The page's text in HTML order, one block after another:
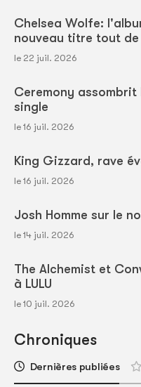
Chelsea Wolfe:
nouveau titre tout
le 22 juil. 2026
Ceremony
single
le 16 juil. 2026
King Gizzard, rave
le 16 juil. 2026
Josh Homme sur le
le 14 juil. 2026
The Alchemist et
à LULU
le 10 juil. 2026
Chroniques
Dernières publiées